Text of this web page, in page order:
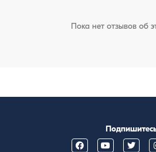
Пока нет отзывов об